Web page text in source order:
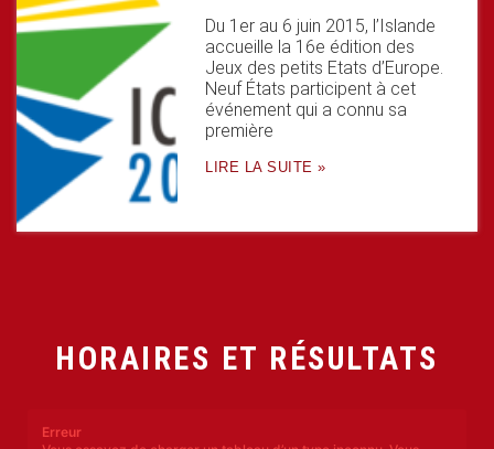
Du 1er au 6 juin 2015, l’Islande
accueille la 16e édition des
Jeux des petits Etats d’Europe.
Neuf États participent à cet
événement qui a connu sa
première
LIRE LA SUITE »
HORAIRES ET RÉSULTATS
Erreur